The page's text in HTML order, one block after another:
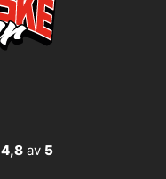
4,8av 5